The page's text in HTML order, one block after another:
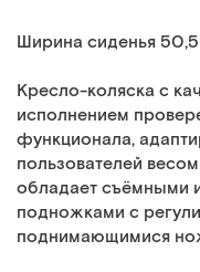
Ширина сиденья
Кресло-коляска с
исполнением
функционала,
пользователей
обладает съёмными
подножками с
поднимающимися